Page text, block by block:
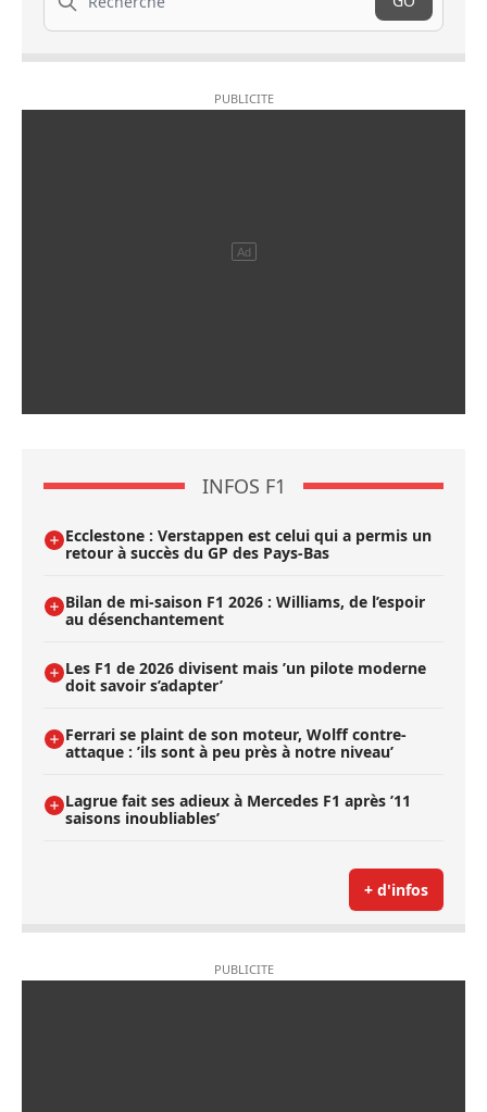
INFOS F1
Ecclestone : Verstappen est celui qui a permis un
retour à succès du GP des Pays-Bas
Bilan de mi-saison F1 2026 : Williams, de l’espoir
au désenchantement
Les F1 de 2026 divisent mais ’un pilote moderne
doit savoir s’adapter’
Ferrari se plaint de son moteur, Wolff contre-
attaque : ’ils sont à peu près à notre niveau’
Lagrue fait ses adieux à Mercedes F1 après ’11
saisons inoubliables’
+ d'infos